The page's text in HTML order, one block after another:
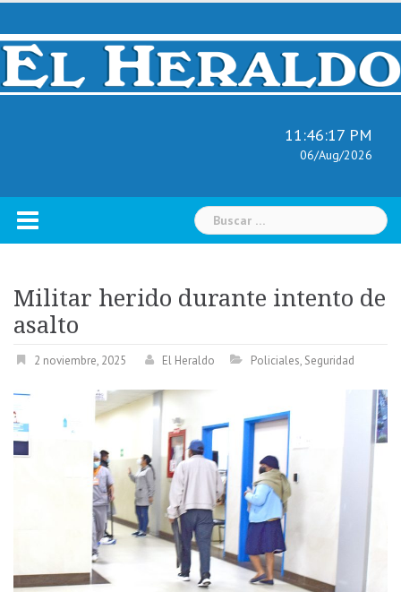
Skip
content
11:46:18 PM
06/Aug/2026
Buscar:
Militar herido durante intento de
asalto
2 noviembre, 2025 El Heraldo Policiales, Seguridad